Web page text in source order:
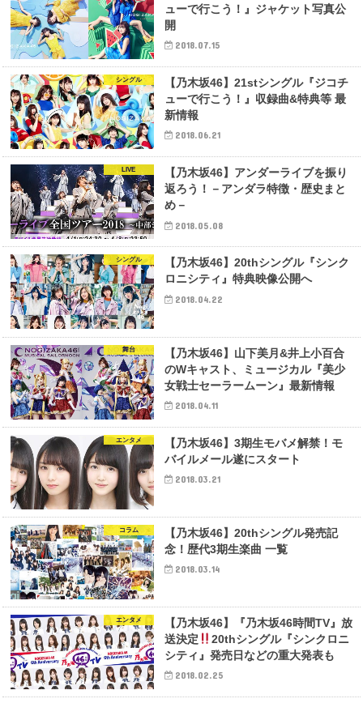
ューで行こう！』ジャケット写真公
開
2018.07.15
シングル
【乃木坂46】21stシングル『ジコチ
ューで行こう！』収録曲&特典等 最
新情報
2018.06.21
LIVE
【乃木坂46】アンダーライブを振り
返ろう！－アンダラ特徴・歴史まと
め－
2018.05.08
シングル
【乃木坂46】20thシングル『シンク
ロニシティ』特典映像公開へ
2018.04.22
舞台
【乃木坂46】山下美月&井上小百合
のWキャスト、ミュージカル『美少
女戦士セーラームーン』最新情報
2018.04.11
エンタメ
【乃木坂46】3期生モバメ解禁！モ
バイルメール遂にスタート
2018.03.21
コラム
【乃木坂46】20thシングル発売記
念！歴代3期生楽曲 一覧
2018.03.14
エンタメ
【乃木坂46】『乃木坂46時間TV』放
送決定
20thシングル『シンクロニ
シティ』発売日などの重大発表も
2018.02.25